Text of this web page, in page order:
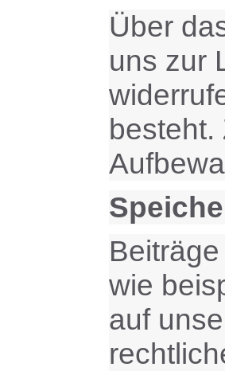
Über
uns zur
besteht.
wie
auf